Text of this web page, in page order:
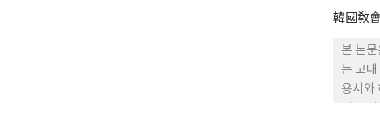
리사들
장에
1905
속적
韓國敎
본 논
는 고
용서와